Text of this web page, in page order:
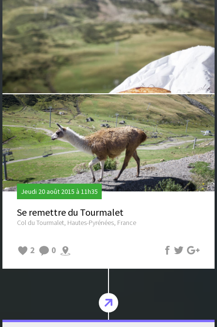
Jeudi 20 août 2015 à 11h35
Se remettre du Tourmalet
Col du Tourmalet, Hautes-Pyrénées, France
2 0